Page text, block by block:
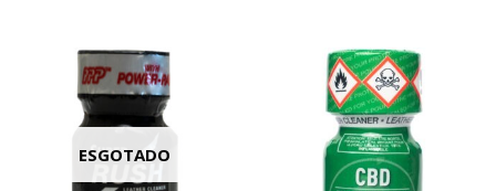
ESGOTADO